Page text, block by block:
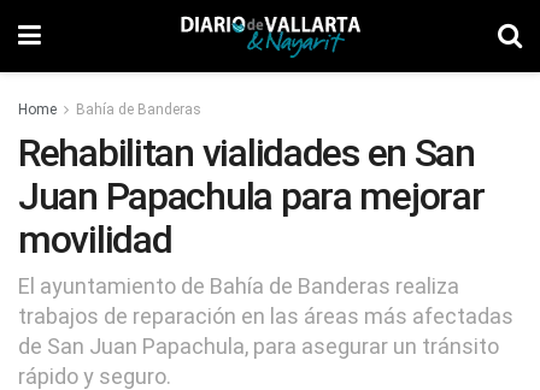
Home Bahía de Banderas
Rehabilitan vialidades en San
Juan Papachula para mejorar
movilidad
El ayuntamiento de Bahía de Banderas realiza
trabajos de reparación en las áreas más afectadas
de San Juan Papachula, para asegurar un tránsito
rápido y seguro.